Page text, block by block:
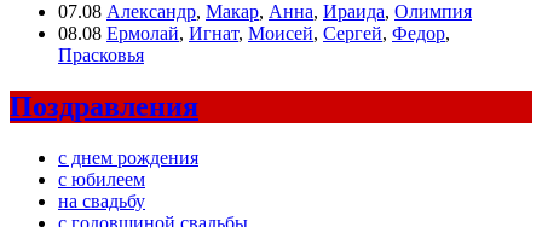
07.08 Александр, Макар, Анна, Ираида, Олимпия
08.08 Ермолай, Игнат, Моисей, Сергей, Федор,
Прасковья
Поздравления
с днем рождения
с юбилеем
на свадьбу